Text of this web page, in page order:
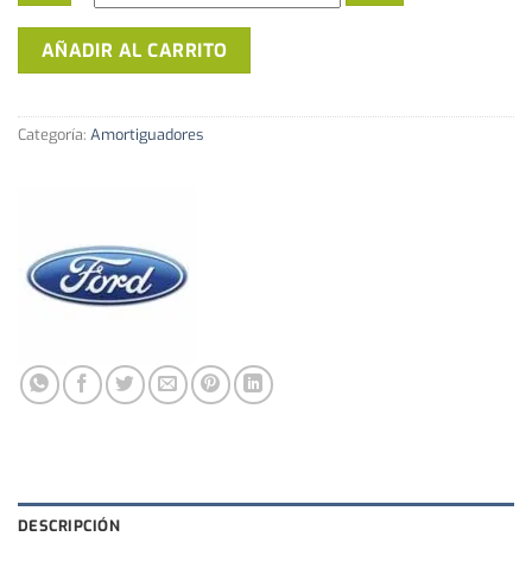
Amortiguador
Ford
Escort
AÑADIR AL CARRITO
Categoría: Amortiguadores
DESCRIPCIÓN